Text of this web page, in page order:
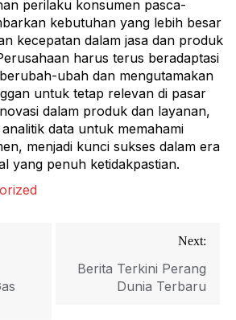
perilaku konsumen pasca-
kebutuhan yang lebih besar
kecepatan dalam jasa dan produk
harus terus beradaptasi
ubah dan mengutamakan
untuk tetap relevan di pasar
dalam produk dan layanan,
data untuk memahami
menjadi kunci sukses dalam era
yang penuh ketidakpastian.
Next:
Berita Terkini Perang
Dunia Terbaru